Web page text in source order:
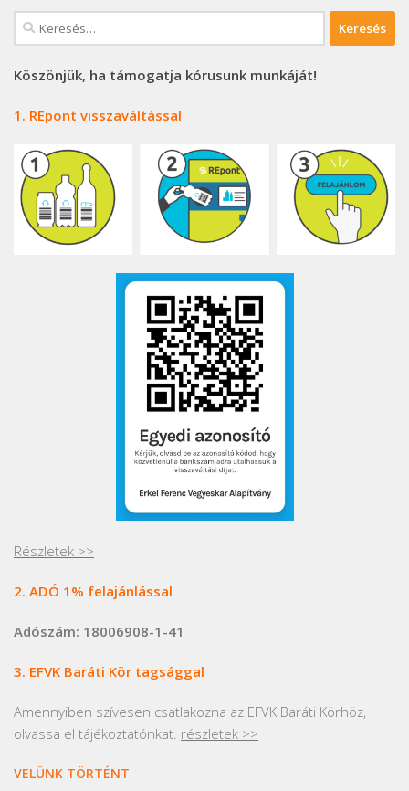
Keresés:
Köszönjük, ha támogatja kórusunk munkáját!
1. REpont visszaváltással
Részletek >>
2. ADÓ 1% felajánlással
Adószám: 18006908-1-41
3. EFVK Baráti Kör tagsággal
Amennyiben szívesen csatlakozna az EFVK Baráti Körhöz,
olvassa el tájékoztatónkat. részletek >>
VELÜNK TÖRTÉNT